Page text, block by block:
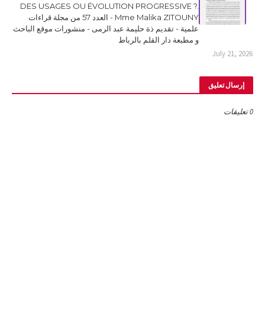
DES USAGES OU ÉVOLUTION PROGRESSIVE ?.
Mme Malika ZITOUNY - العدد 57 من مجلة قراءات
علمية - تقديم ذة حليمة عبد الرمى - منشورات موقع الباحث
و مطبعة دار القلم بالرباط
July 21, 2026
إرسال تعليق
0 تعليقات